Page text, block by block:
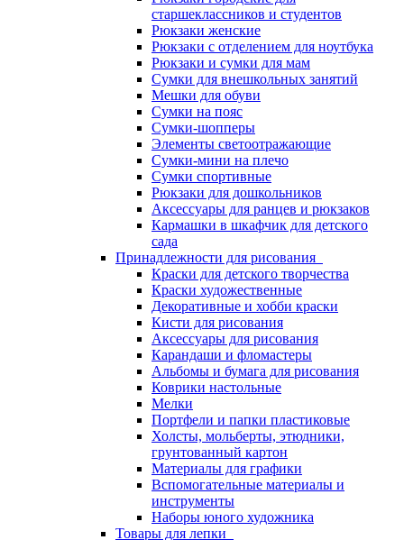
старшеклассников и студентов
Рюкзаки женские
Рюкзаки с отделением для ноутбука
Рюкзаки и сумки для мам
Сумки для внешкольных занятий
Мешки для обуви
Сумки на пояс
Сумки-шопперы
Элементы светоотражающие
Сумки-мини на плечо
Сумки спортивные
Рюкзаки для дошкольников
Аксессуары для ранцев и рюкзаков
Кармашки в шкафчик для детского
сада
Принадлежности для рисования
Краски для детского творчества
Краски художественные
Декоративные и хобби краски
Кисти для рисования
Аксессуары для рисования
Карандаши и фломастеры
Альбомы и бумага для рисования
Коврики настольные
Мелки
Портфели и папки пластиковые
Холсты, мольберты, этюдники,
грунтованный картон
Материалы для графики
Вспомогательные материалы и
инструменты
Наборы юного художника
Товары для лепки